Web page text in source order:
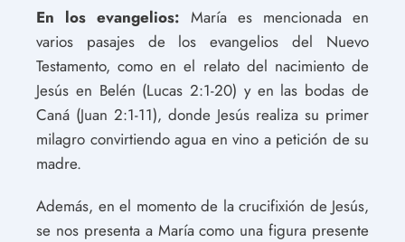
En los evangelios: María es mencionada en
varios pasajes de los evangelios del Nuevo
Testamento, como en el relato del nacimiento de
Jesús en Belén (Lucas 2:1-20) y en las bodas de
Caná (Juan 2:1-11), donde Jesús realiza su primer
milagro convirtiendo agua en vino a petición de su
madre.
Además, en el momento de la crucifixión de Jesús,
se nos presenta a María como una figura presente